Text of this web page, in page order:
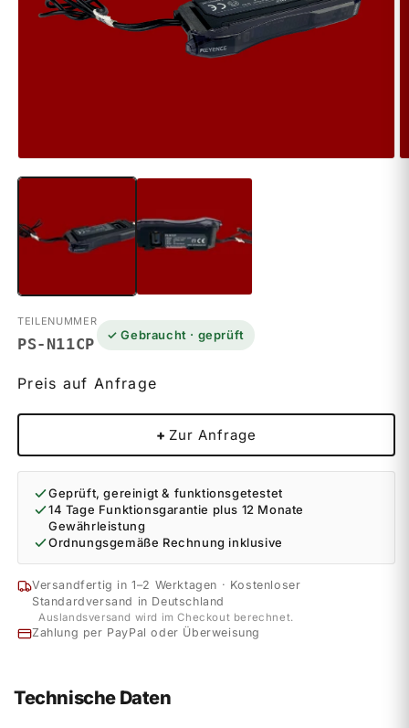
1
öffnen
TEILENUMMER
PS-N11CP ✓ Gebraucht · geprüft
Preis auf Anfrage
+ Zur Anfrage
Geprüft, gereinigt & funktionsgetestet
14 Tage Funktionsgarantie plus 12 Monate
Gewährleistung
Ordnungsgemäße Rechnung inklusive
Versandfertig in 1–2 Werktagen · Kostenloser
Standardversand in Deutschland
Auslandsversand wird im Checkout berechnet.
Zahlung per PayPal oder Überweisung
Technische Daten